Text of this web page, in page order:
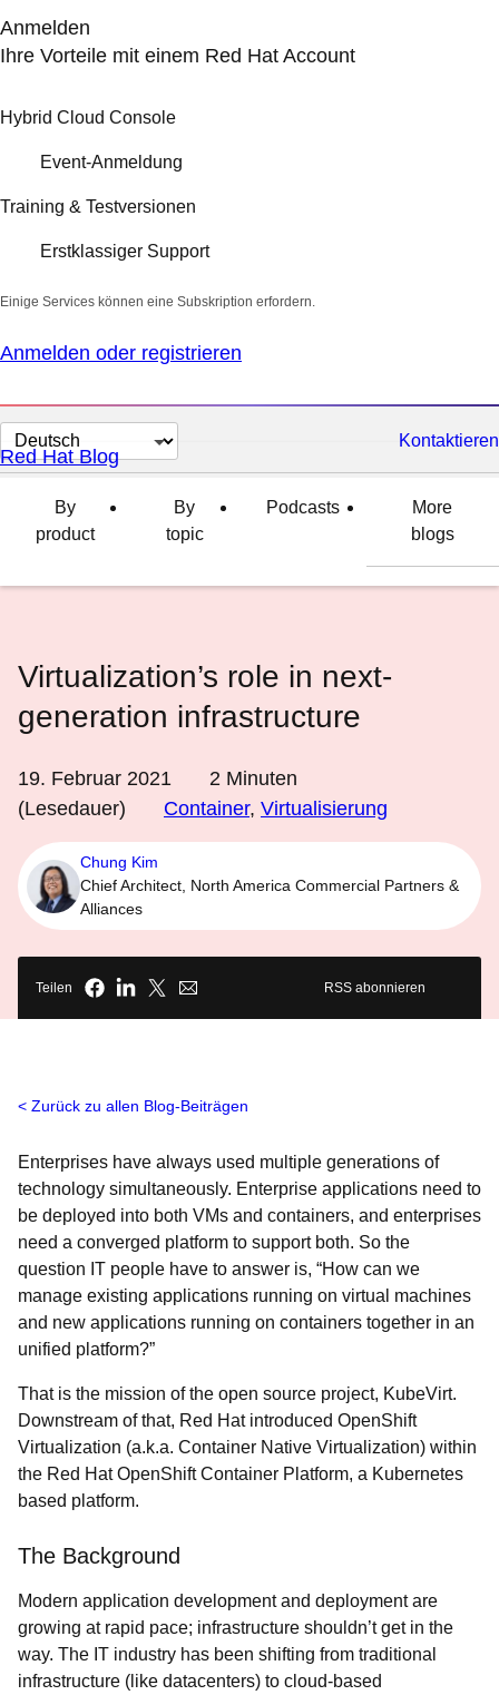
Anmelden
Ihre Vorteile mit einem Red Hat Account
Hybrid Cloud Console
Event-Anmeldung
Training & Testversionen
Erstklassiger Support
Einige Services können eine Subskription erfordern.
Anmelden oder registrieren
Sprache
auswählen
Kontaktieren
Red Hat Blog
By
product
By
topic
Podcasts
More
blogs
Virtualization’s role in next-
generation infrastructure
19. Februar 2021 2 Minuten
(Lesedauer)
Container, Virtualisierung
Chung Kim
Chief Architect, North America Commercial Partners &
Alliances
Teilen RSS abonnieren
Zurück zu allen Blog-Beiträgen
Enterprises have always used multiple generations of
technology simultaneously. Enterprise applications need to
be deployed into both VMs and containers, and enterprises
need a converged platform to support both. So the
question IT people have to answer is, “How can we
manage existing applications running on virtual machines
and new applications running on containers together in an
unified platform?”
That is the mission of the open source project, KubeVirt.
Downstream of that, Red Hat introduced OpenShift
Virtualization (a.k.a. Container Native Virtualization) within
the Red Hat OpenShift Container Platform, a Kubernetes
based platform.
The Background
Modern application development and deployment are
growing at rapid pace; infrastructure shouldn’t get in the
way. The IT industry has been shifting from traditional
infrastructure (like datacenters) to cloud-based